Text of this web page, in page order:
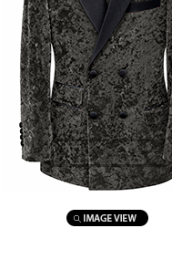
마우스를 올려보세요